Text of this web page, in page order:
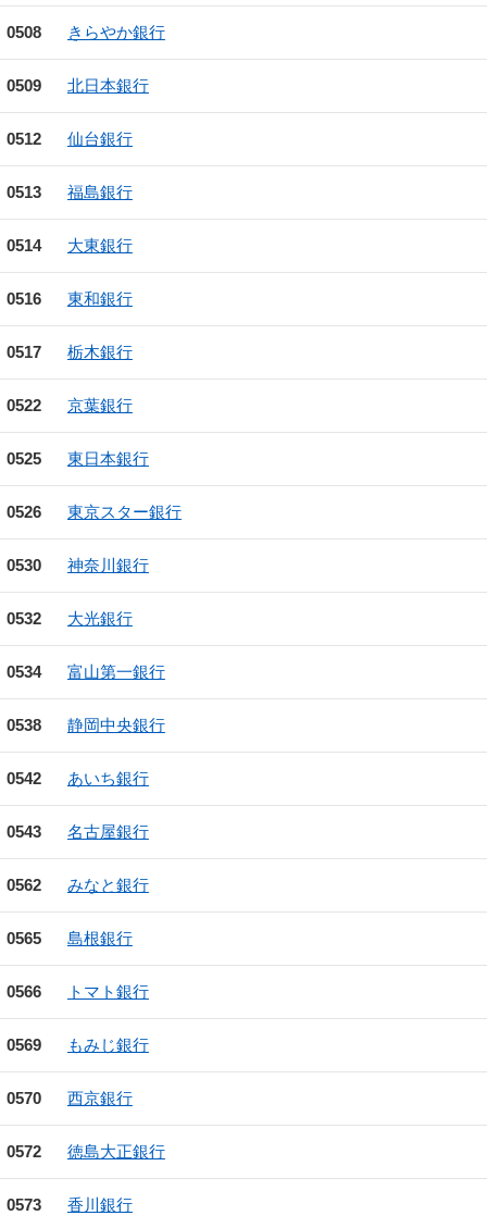
0508 きらやか銀行
0509 北日本銀行
0512 仙台銀行
0513 福島銀行
0514 大東銀行
0516 東和銀行
0517 栃木銀行
0522 京葉銀行
0525 東日本銀行
0526 東京スター銀行
0530 神奈川銀行
0532 大光銀行
0534 富山第一銀行
0538 静岡中央銀行
0542 あいち銀行
0543 名古屋銀行
0562 みなと銀行
0565 島根銀行
0566 トマト銀行
0569 もみじ銀行
0570 西京銀行
0572 徳島大正銀行
0573 香川銀行